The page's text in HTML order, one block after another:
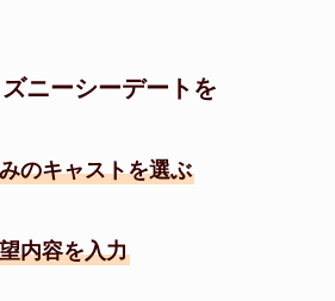
ニーシーデートを
のキャストを選ぶ
内容を入力